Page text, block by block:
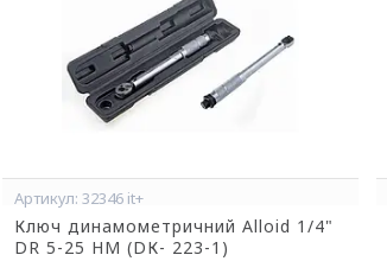
32346 it+
Ключ динамометричний Alloid 1/4"
DR 5-25 HM (DК- 223-1)